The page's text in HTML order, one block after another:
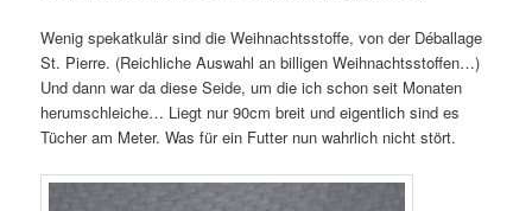
Wenig spekatkulär sind die Weihnachtsstoffe, von der Déballage
St. Pierre. (Reichliche Auswahl an billigen Weihnachtsstoffen…)
Und dann war da diese Seide, um die ich schon seit Monaten
herumschleiche… Liegt nur 90cm breit und eigentlich sind es
Tücher am Meter. Was für ein Futter nun wahrlich nicht stört.